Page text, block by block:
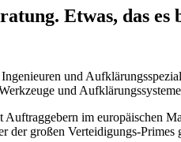
Etwas, das es
und
und
Auftraggebern im europäischen
der großen Verteidigungs-Primes